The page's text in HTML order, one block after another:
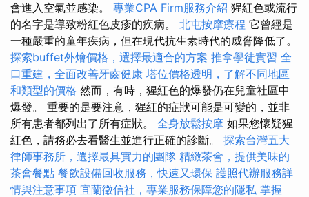
會進入空氣並感染。 專業CPA Firm服務介紹 猩紅色或流行
的名字是導致粉紅色皮疹的疾病。 北屯按摩療程 它曾經是
一種嚴重的童年疾病，但在現代抗生素時代的威脅降低了。
探索buffet外燴價格，選擇最適合的方案 推拿學徒實習 全
口重建，全面改善牙齒健康 塔位價格透明，了解不同地區
和類型的價格 然而，有時，猩紅色的爆發仍在兒童社區中
爆發。 重要的是要注意，猩紅的症狀可能是可變的，並非
所有患者都列出了所有症狀。 全身放鬆按摩 如果您懷疑猩
紅色，請務必去看醫生並進行正確的診斷。 探索台灣五大
律師事務所，選擇最具實力的團隊 精緻茶會，提供美味的
茶會餐點 餐飲設備回收服務，快速又環保 護照代辦服務詳
情與注意事項 宜蘭徵信社，專業服務保障您的隱私 掌握